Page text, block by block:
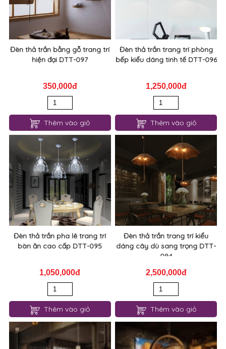
Đèn thả trần bằng gỗ trang trí
hiện đại DTT-097
350,000đ
Thêm vào giỏ
Đèn thả trần trang trí phòng
bếp kiểu dáng tinh tế DTT-096
1,250,000đ
Thêm vào giỏ
Đèn thả trần pha lê trang trí
bàn ăn cao cấp DTT-095
1,050,000đ
Thêm vào giỏ
Đèn thả trần trang trí kiểu
dáng cây dù sang trọng DTT-
094
2,500,000đ
Thêm vào giỏ